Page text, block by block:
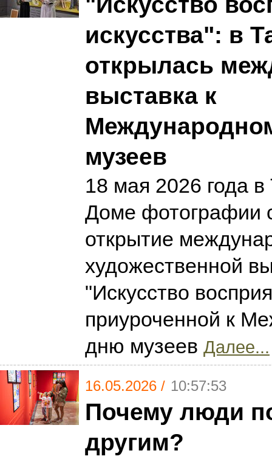
искусства": в
открылась
выставка к
музеев
18 мая 2026 года
Доме фотографии
открытие
художественной
"Искусство
приуроченной к
дню музеев Далее...
16.05.2026 / 10:57:53
Почему люди
другим?